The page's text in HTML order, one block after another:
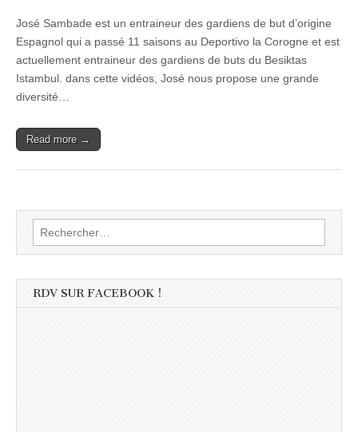
José Sambade est un entraineur des gardiens de but d’origine
Espagnol qui a passé 11 saisons au Deportivo la Corogne et est
actuellement entraineur des gardiens de buts du Besiktas
Istambul. dans cette vidéos, José nous propose une grande
diversité…
Read more →
Rechercher :
RDV SUR FACEBOOK !